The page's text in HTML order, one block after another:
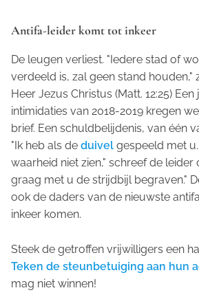
Antifa-leider komt tot inkeer
De leugen verliest. "Iedere stad of
verdeeld is, zal geen stand houden,"
Heer Jezus Christus (Matt. 12:25)
intimidaties van 2018-2019 kregen
brief. Een schuldbelijdenis, van één
"Ik heb als de duivel gespeeld met
waarheid niet zien," schreef de leider
graag met u de strijdbijl begraven."
ook de daders van de nieuwste
inkeer komen.
Steek de getroffen vrijwilligers een
Teken de steunbetuiging aan hun
mag niet winnen!